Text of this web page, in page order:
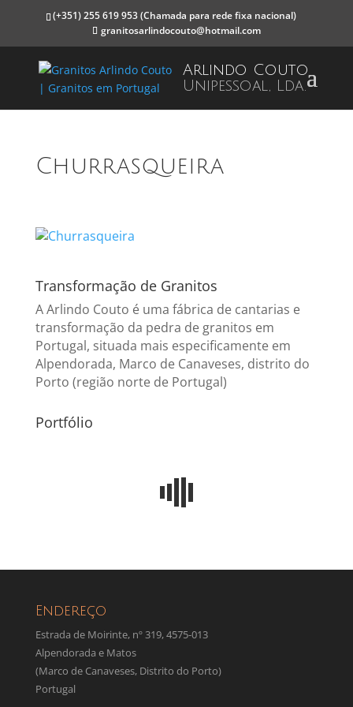
(+351) 255 619 953(Chamada para rede fixa nacional)
granitosarlindocouto@hotmail.com
Arlindo Couto
Unipessoal, Lda.
Churrasqueira
Transformação de Granitos
A Arlindo Couto é uma fábrica de cantarias e
transformação da pedra de granitos em
Portugal, situada mais especificamente em
Alpendorada, Marco de Canaveses, distrito do
Porto (região norte de Portugal)
Portfólio
Endereço
Estrada de Moirinte, nº 319, 4575-013
Alpendorada e Matos
(Marco de Canaveses, Distrito do Porto)
Portugal